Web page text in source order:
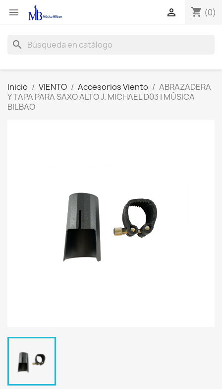
 shopping_cart (0)

search
Inicio VIENTO Accesorios Viento
ABRAZADERA
Y TAPA PARA SAXO ALTO J. MICHAEL D03 | MÚSICA
BILBAO